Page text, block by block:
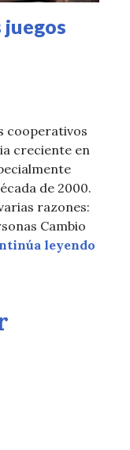
actualmente (1ª
juegos
cooperativos
creciente en
de 2000.
razones:
Cambio
leyendo